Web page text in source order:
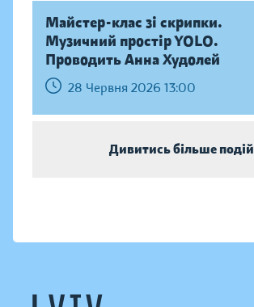
Майстер-клас зі скрипки.
Музичний простір YOLO.
Проводить Анна Худолей
28 Червня 2026 13:00
Дивитись більше подій